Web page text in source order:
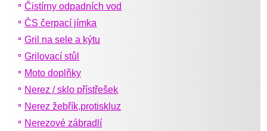
Čistírny odpadních vod
ČS čerpací jímka
Gril na sele a kýtu
Grilovací stůl
Moto doplňky
Nerez / sklo přístřešek
Nerez žebřík,protiskluz
Nerezové zábradlí